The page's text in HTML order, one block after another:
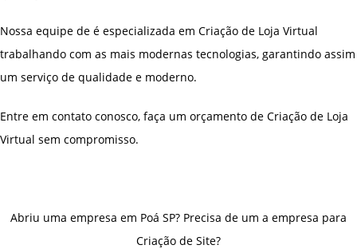
Nossa equipe de é especializada em Criação de Loja Virtual
trabalhando com as mais modernas tecnologias, garantindo assim
um serviço de qualidade e moderno.
Entre em contato conosco, faça um orçamento de Criação de Loja
Virtual sem compromisso.
Abriu uma empresa em Poá SP? Precisa de um a empresa para
Criação de Site?